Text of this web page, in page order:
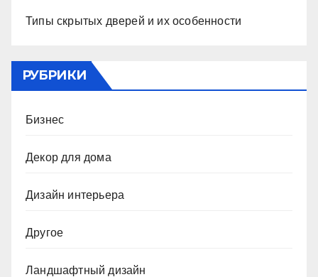
Типы скрытых дверей и их особенности
РУБРИКИ
Бизнес
Декор для дома
Дизайн интерьера
Другое
Ландшафтный дизайн